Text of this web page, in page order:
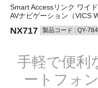
Smart Accessリンク ワイ
AVナビゲーション（VICS
NX717 製品コード : QY-
手軽で便利
ートフォ